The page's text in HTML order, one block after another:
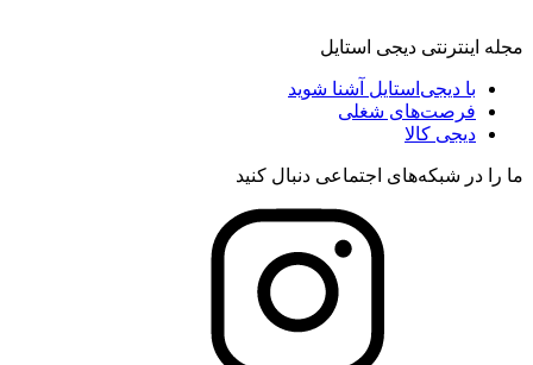
مجله اینترنتی دیجی استایل
با دیجی‌استایل آشنا شوید
فرصت‌های شغلی
دیجی کالا
ما را در شبکه‌های اجتماعی دنبال کنید